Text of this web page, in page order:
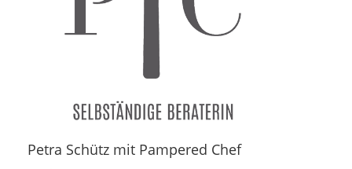
Petra Schütz mit Pampered Chef